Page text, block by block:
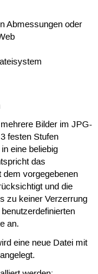
Abmessungen oder
Bilder im JPG-
festen Stufen
eine beliebig
das
vorgegebenen
und die
zu keiner Verzerrung
an.
eine neue Datei mit